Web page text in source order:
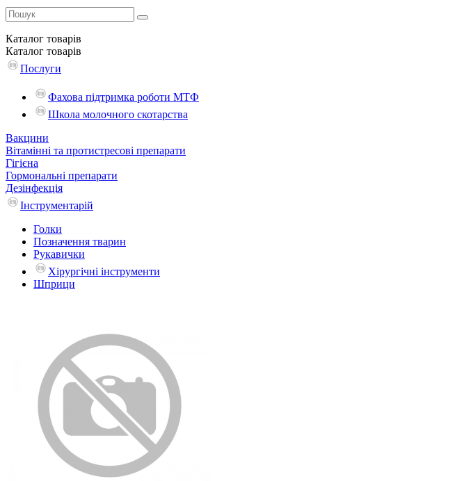
Каталог товарів
Каталог товарів
Послуги
Фахова підтримка роботи МТФ
Школа молочного скотарства
Вакцини
Вітамінні та протистресові препарати
Гігієна
Гормональні препарати
Дезінфекція
Інструментарій
Голки
Позначення тварин
Рукавички
Хірургічні інструменти
Шприци